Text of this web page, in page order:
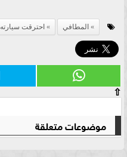
المطافي احترقت سيارته
⇧
موضوعات متعلقة